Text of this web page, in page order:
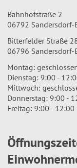
Bahnhofstraße 2
06792 Sandersdorf-
Bitterfelder Straße
06796 Sandersdorf-
Montag:
Dienstag: 9:00 -
Mittwoch:
Donnerstag: 9:00 -
Freitag: 9:00 - 12:00